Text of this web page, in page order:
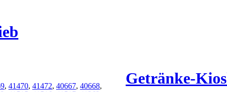
, 41470, 41472, 40667, 40668,
Getränke-